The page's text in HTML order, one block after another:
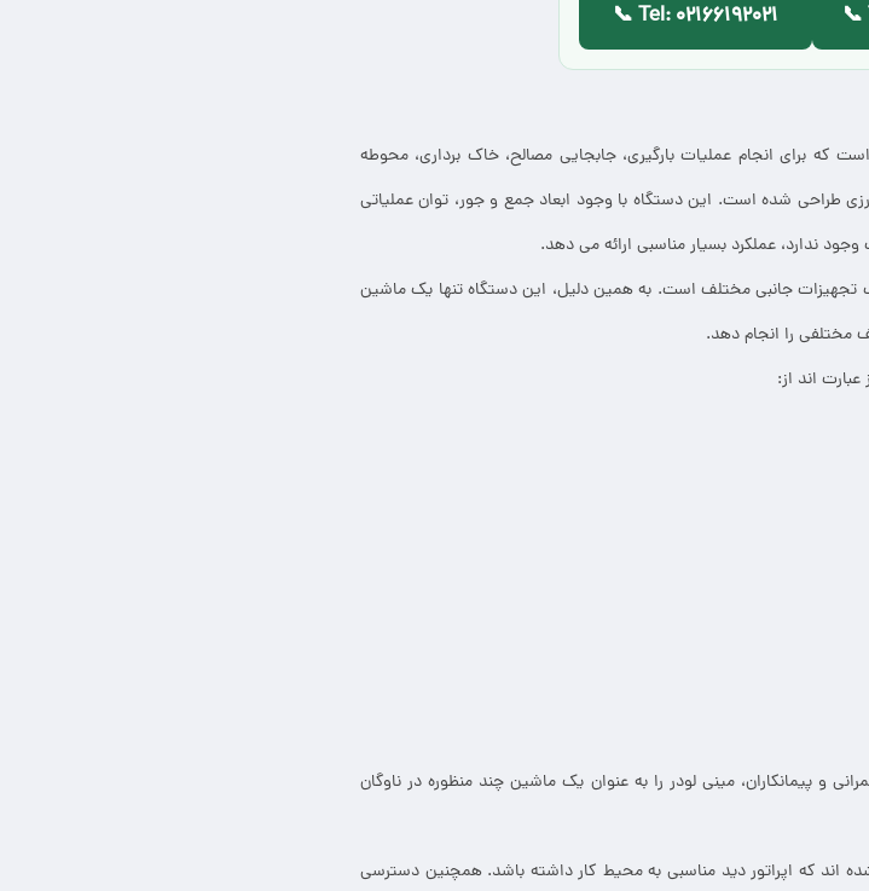
📞
📞 Tel: 02166192021
که برای انجام عملیات بارگیری، جابجایی مصالح، خاک برداری، محوطه
طراحی شده است. این دستگاه با وجود ابعاد جمع و جور، توان عملیاتی
ندارد، عملکرد بسیار مناسبی ارائه می دهد.
تجهیزات جانبی مختلف است. به همین دلیل، این دستگاه تنها یک ماشین
مختلفی را انجام دهد.
اند از:
پیمانکاران، مینی لودر را به عنوان یک ماشین چند منظوره در ناوگان
اند که اپراتور دید مناسبی به محیط کار داشته باشد. همچنین دسترسی